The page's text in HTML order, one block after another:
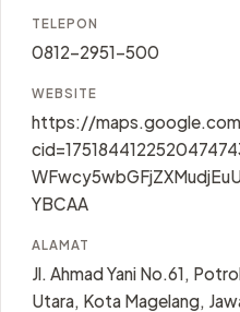
TELEPON
0812-2951-500
WEBSITE
https://
YBCAA
ALAMAT
Jl. Ahmad Yani No.61,
Utara, Kota Magelang,